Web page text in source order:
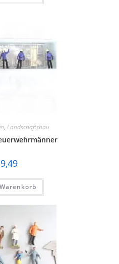
, Landschaftsbau
9,49